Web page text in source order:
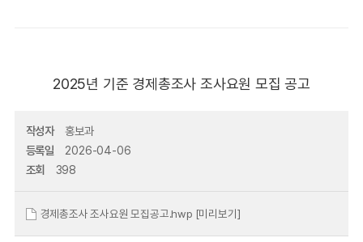
2025년 기준 경제총조사 조사요원 모집 공고
작성자
홍보과
등록일
2026-04-06
조회
398
경제총조사 조사요원 모집공고.hwp [미리보기]